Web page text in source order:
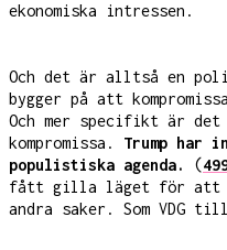
ekonomiska intressen.
Och det är alltså en
bygger på att
Och mer specifikt är
kompromissa. Trump har
populistiska agenda.
(
fått gilla läget för att
andra saker. Som VDG